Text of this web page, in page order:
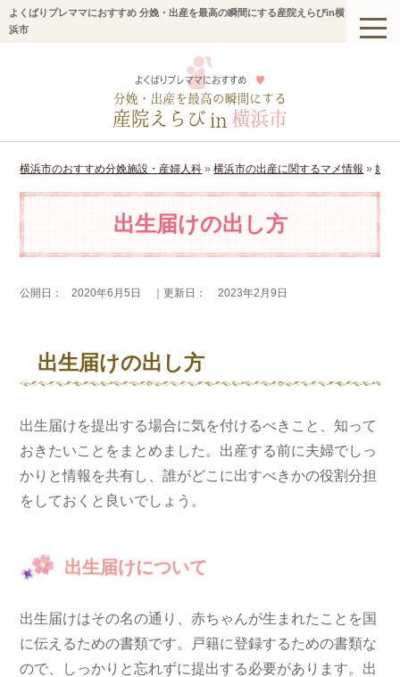
よくばりプレママにおすすめ 分娩・出産を最高の瞬間にする産院えらびin横
浜市
横浜市のおすすめ分娩施設・産婦人科 »横浜市の出産に関するマメ情報 »妊娠
出生届けの出し方
公開日： 2020年6月5日 ｜更新日： 2023年2月9日
出生届けの出し方
出生届けを提出する場合に気を付けるべきこと、知って
おきたいことをまとめました。出産する前に夫婦でしっ
かりと情報を共有し、誰がどこに出すべきかの役割分担
をしておくと良いでしょう。
出生届けについて
出生届けはその名の通り、赤ちゃんが生まれたことを国
に伝えるための書類です。戸籍に登録するための書類な
ので、しっかりと忘れずに提出する必要があります。出